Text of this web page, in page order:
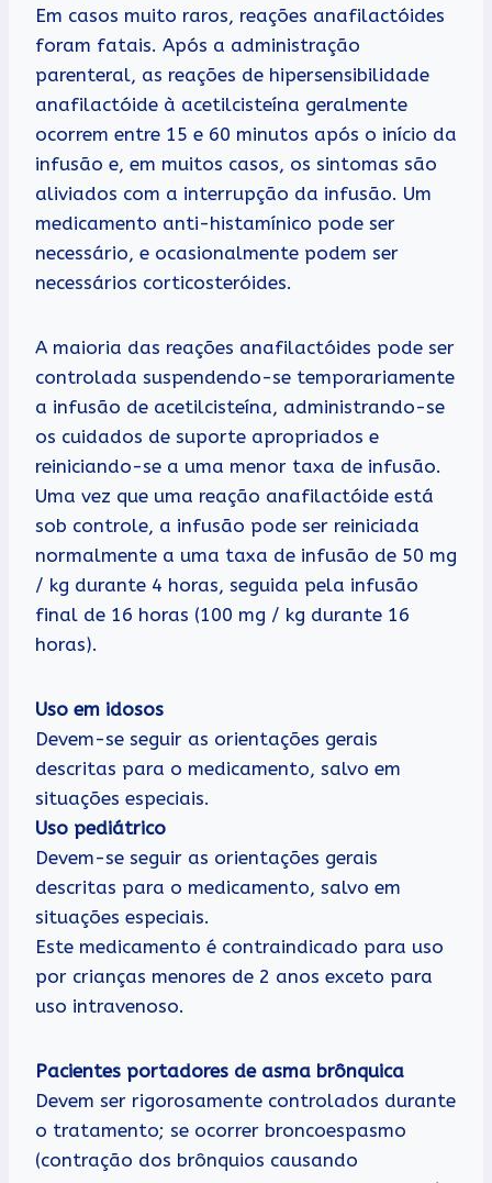
Em casos muito raros, reações anafilactóides
foram fatais. Após a administração
parenteral, as reações de hipersensibilidade
anafilactóide à acetilcisteína geralmente
ocorrem entre 15 e 60 minutos após o início da
infusão e, em muitos casos, os sintomas são
aliviados com a interrupção da infusão. Um
medicamento anti-histamínico pode ser
necessário, e ocasionalmente podem ser
necessários corticosteróides.
A maioria das reações anafilactóides pode ser
controlada suspendendo-se temporariamente
a infusão de acetilcisteína, administrando-se
os cuidados de suporte apropriados e
reiniciando-se a uma menor taxa de infusão.
Uma vez que uma reação anafilactóide está
sob controle, a infusão pode ser reiniciada
normalmente a uma taxa de infusão de 50 mg
/ kg durante 4 horas, seguida pela infusão
final de 16 horas (100 mg / kg durante 16
horas).
Uso em idosos
Devem-se seguir as orientações gerais
descritas para o medicamento, salvo em
situações especiais.
Uso pediátrico
Devem-se seguir as orientações gerais
descritas para o medicamento, salvo em
situações especiais.
Este medicamento é contraindicado para uso
por crianças menores de 2 anos exceto para
uso intravenoso.
Pacientes portadores de asma brônquica
Devem ser rigorosamente controlados durante
o tratamento; se ocorrer broncoespasmo
(contração dos brônquios causando